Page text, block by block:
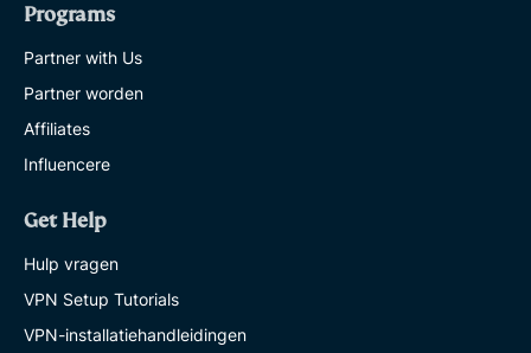
Programs
Partner with Us
Partner worden
Affiliates
Influencere
Get Help
Hulp vragen
VPN Setup Tutorials
VPN-installatiehandleidingen